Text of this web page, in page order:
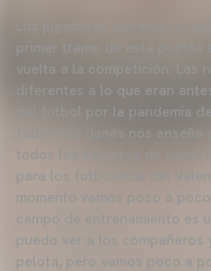
vuelta a la competición. Las
diferentes a lo que eran
del fútbol por la pandemia
futbolista danés nos enseña
todos los secretos de cómo
para los futbolistas del
momento vamos poco a
campo de entrenamiento es
puedo ver a los
pelota, pero vamos poco a